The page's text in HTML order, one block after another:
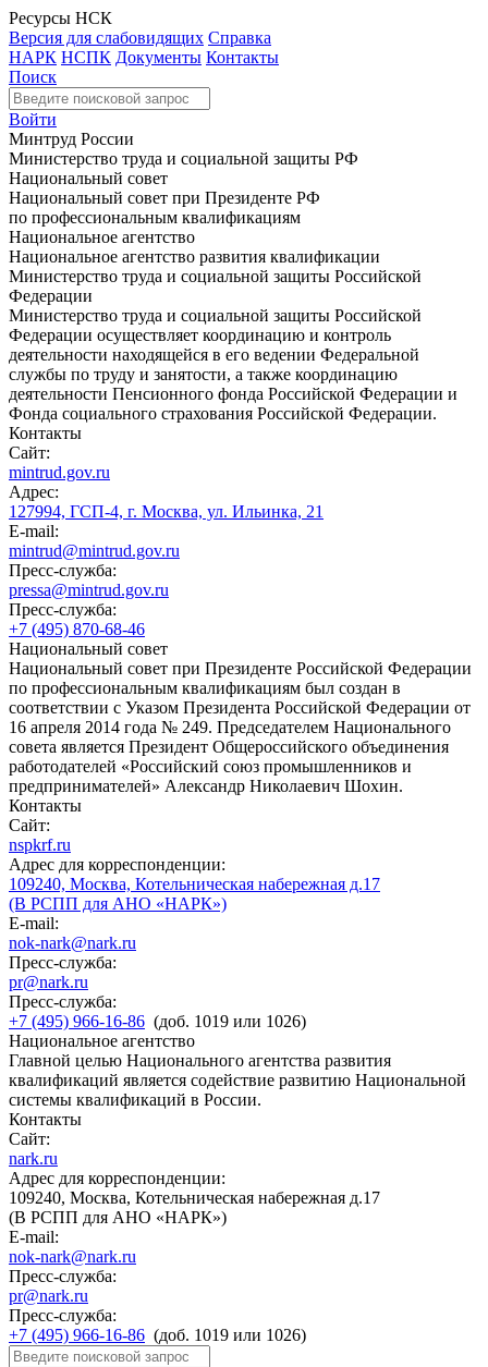
Ресурсы НСК
Версия для слабовидящих Справка
НАРК НСПК Документы Контакты
Поиск
Войти
Минтруд России
Министерство труда и социальной защиты РФ
Национальный совет
Национальный совет при Президенте РФ
по профессиональным квалификациям
Национальное агентство
Национальное агентство развития квалификации
Министерство труда и социальной защиты Российской
Федерации
Министерство труда и социальной защиты Российской
Федерации осуществляет координацию и контроль
деятельности находящейся в его ведении Федеральной
службы по труду и занятости, а также координацию
деятельности Пенсионного фонда Российской Федерации и
Фонда социального страхования Российской Федерации.
Контакты
Сайт:
mintrud.gov.ru
Адрес:
127994, ГСП-4, г. Москва, ул. Ильинка, 21
E-mail:
mintrud@mintrud.gov.ru
Пресс-служба:
pressa@mintrud.gov.ru
Пресс-служба:
+7 (495) 870-68-46
Национальный совет
Национальный совет при Президенте Российской Федерации
по профессиональным квалификациям был создан в
соответствии с Указом Президента Российской Федерации от
16 апреля 2014 года № 249. Председателем Национального
совета является Президент Общероссийского объединения
работодателей «Российский союз промышленников и
предпринимателей» Александр Николаевич Шохин.
Контакты
Сайт:
nspkrf.ru
Адрес для корреспонденции:
109240, Москва, Котельническая набережная д.17
(В РСПП для АНО «НАРК»)
E-mail:
nok-nark@nark.ru
Пресс-служба:
pr@nark.ru
Пресс-служба:
+7 (495) 966-16-86 (доб. 1019 или 1026)
Национальное агентство
Главной целью Национального агентства развития
квалификаций является содействие развитию Национальной
системы квалификаций в России.
Контакты
Сайт:
nark.ru
Адрес для корреспонденции:
109240, Москва, Котельническая набережная д.17
(В РСПП для АНО «НАРК»)
E-mail:
nok-nark@nark.ru
Пресс-служба:
pr@nark.ru
Пресс-служба:
+7 (495) 966-16-86 (доб. 1019 или 1026)